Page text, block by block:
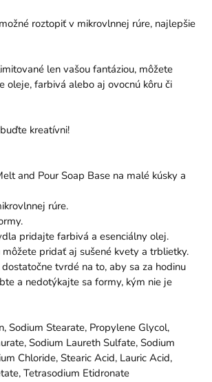
roztopiť v mikrovlnnej rúre, najlepšie
len vašou fantáziou, môžete
oleje, farbivá alebo aj ovocnú kôru či
kreatívni!
and Pour Soap Base na malé kúsky a
rúre.
pridajte farbivá a esenciálny olej.
môžete pridať aj sušené kvety a trblietky.
tvrdé na to, aby sa za hodinu
a nedotýkajte sa formy, kým nie je
Sodium Stearate, Propylene Glycol,
Sodium Laureth Sulfate, Sodium
Chloride, Stearic Acid, Lauric Acid,
Tetrasodium Etidronate